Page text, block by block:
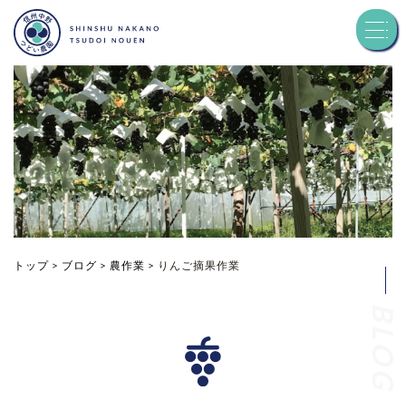
トップ
つどい農園について
品種紹介
お知らせ
お問い合わせ
トップ > ブログ > 農作業 > りんご摘果作業